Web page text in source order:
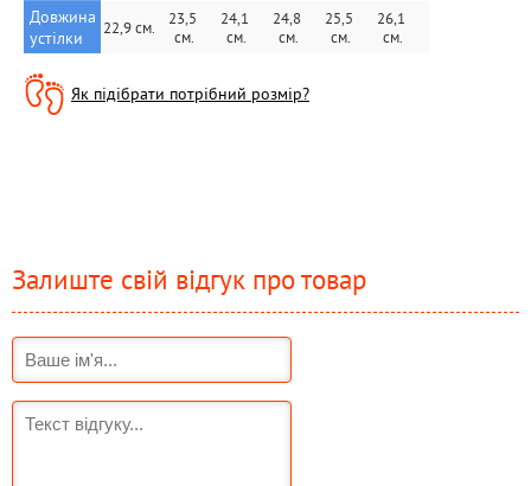
Довжина
устілки
22,9 см.
23,5
см.
24,1
см.
24,8
см.
25,5
см.
26,1
см.
Як підібрати потрібний розмір?
Залиште свій відгук про товар